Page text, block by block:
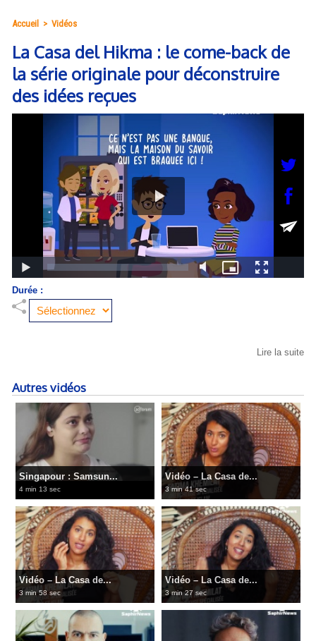
Accueil > Vidéos
La Casa del Hikma : le come-back de
la série originale pour déconstruire
des idées reçues
Durée :
Lire la suite
Autres vidéos
Singapour : Samsun...
4 min 13 sec
Vidéo – La Casa de...
3 min 41 sec
Vidéo – La Casa de...
3 min 58 sec
Vidéo – La Casa de...
3 min 27 sec